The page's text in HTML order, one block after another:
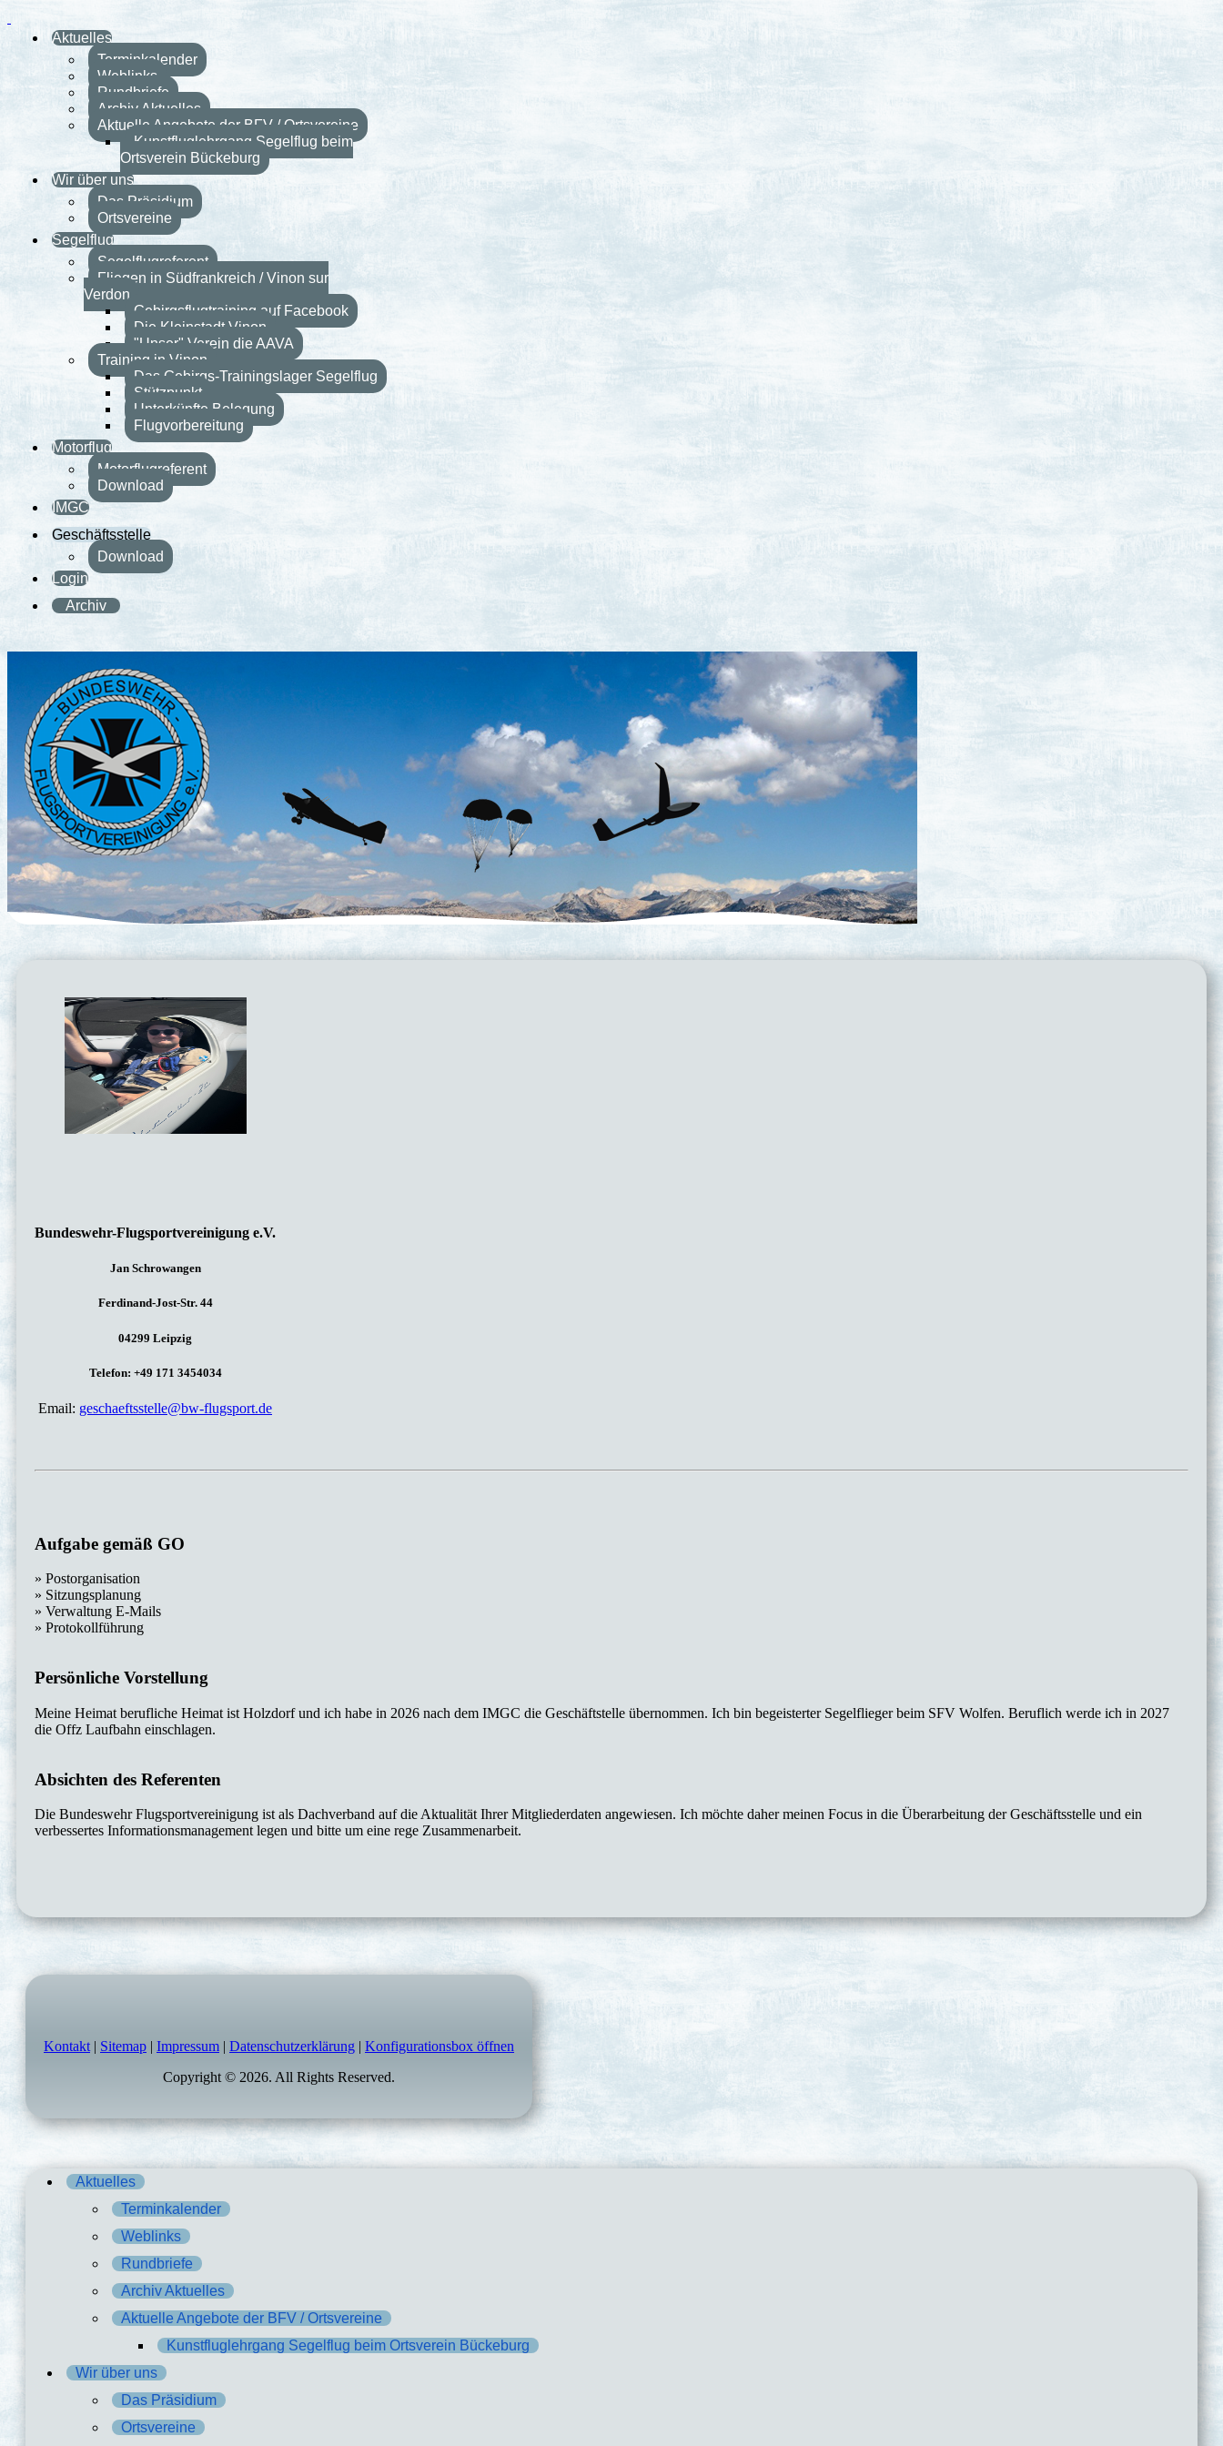
Aktuelles
Terminkalender
Weblinks
Rundbriefe
Archiv Aktuelles
Aktuelle Angebote der BFV / Ortsvereine
Kunstfluglehrgang Segelflug beim
Ortsverein Bückeburg
Wir über uns
Das Präsidium
Ortsvereine
Segelflug
Segelflugreferent
Fliegen in Südfrankreich / Vinon sur
Verdon
Gebirgsflugtraining auf Facebook
Die Kleinstadt Vinon
"Unser" Verein die AAVA
Training in Vinon
Das Gebirgs-Trainingslager Segelflug
Stützpunkt
Unterkünfte Belegung
Flugvorbereitung
Motorflug
Motorflugreferent
Download
IMGC
Geschäftsstelle
Download
Login
Archiv
Bundeswehr-Flugsportvereinigung e.V.
Jan Schrowangen
Ferdinand-Jost-Str. 44
04299 Leipzig
Telefon: +49 171 3454034
Email: geschaeftsstelle@bw-flugsport.de
Aufgabe gemäß GO
» Postorganisation
» Sitzungsplanung
» Verwaltung E-Mails
» Protokollführung
Persönliche Vorstellung
Meine Heimat berufliche Heimat ist Holzdorf und ich habe in 2026 nach dem IMGC die Geschäftstelle übernommen. Ich bin begeisterter Segelflieger beim SFV Wolfen. Beruflich werde ich in 2027
die Offz Laufbahn einschlagen.
Absichten des Referenten
Die Bundeswehr Flugsportvereinigung ist als Dachverband auf die Aktualität Ihrer Mitgliederdaten angewiesen. Ich möchte daher meinen Focus in die Überarbeitung der Geschäftsstelle und ein
verbessertes Informationsmanagement legen und bitte um eine rege Zusammenarbeit.
Kontakt | Sitemap | Impressum | Datenschutzerklärung | Konfigurationsbox öffnen
Copyright © 2026. All Rights Reserved.
Aktuelles
Terminkalender
Weblinks
Rundbriefe
Archiv Aktuelles
Aktuelle Angebote der BFV / Ortsvereine
Kunstfluglehrgang Segelflug beim Ortsverein Bückeburg
Wir über uns
Das Präsidium
Ortsvereine